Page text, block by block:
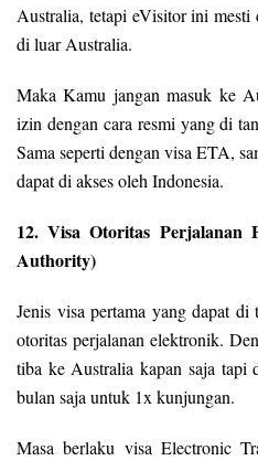
Australia, tetapi eVisitor ini
di luar Australia.
Maka Kamu jangan masuk ke
izin dengan cara resmi yang di
Sama seperti dengan visa ETA,
dapat di akses oleh Indonesia.
12. Visa Otoritas Perjalanan
Authority)
Jenis visa pertama yang dapat
otoritas perjalanan elektronik.
tiba ke Australia kapan saja tapi
bulan saja untuk 1x kunjungan.
Masa berlaku visa Electronic